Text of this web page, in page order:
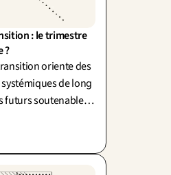
: le trimestre
?
oriente des
de long
futurs soutenables